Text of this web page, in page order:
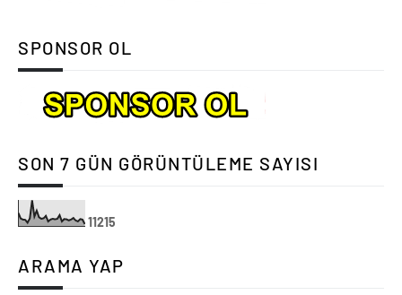
SPONSOR OL
SON 7 GÜN GÖRÜNTÜLEME SAYISI
11215
ARAMA YAP